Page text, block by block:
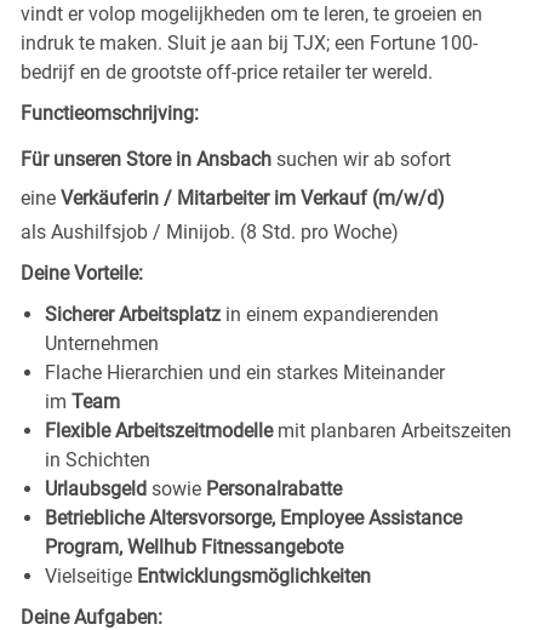
vindt er volop mogelijkheden om te leren, te groeien en
indruk te maken. Sluit je aan bij TJX; een Fortune 100-
bedrijf en de grootste off-price retailer ter wereld.
Functieomschrijving:
Für unseren Store in Ansbach suchen wir ab sofort
eine Verkäuferin / Mitarbeiter im Verkauf (m/w/d)
als Aushilfsjob / Minijob. (8 Std. pro Woche)
Deine Vorteile:
Sicherer Arbeitsplatz in einem expandierenden
Unternehmen
Flache Hierarchien und ein starkes Miteinander
im Team
Flexible Arbeitszeitmodelle mit planbaren Arbeitszeiten
in Schichten
Urlaubsgeld sowie Personalrabatte
Betriebliche Altersvorsorge, Employee Assistance
Program, Wellhub Fitnessangebote
Vielseitige Entwicklungsmöglichkeiten
Deine Aufgaben: